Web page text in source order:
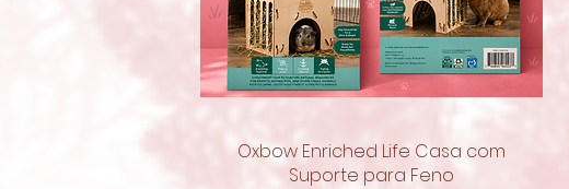
Vista rápida
Oxbow Enriched Life Casa com
Suporte para Feno